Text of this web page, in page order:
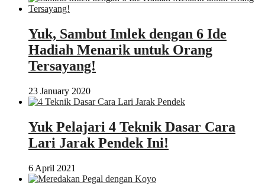
Yuk, Sambut Imlek dengan 6 Ide
Hadiah Menarik untuk Orang
Tersayang!
23 January 2020
Yuk Pelajari 4 Teknik Dasar Cara
Lari Jarak Pendek Ini!
6 April 2021